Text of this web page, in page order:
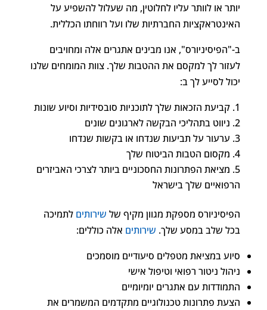
יותר או לוותר עליו לחלוטין, מה שעלול להשפיע על
האינטראקציות החברתיות שלו ועל רווחתו הכללית.
ב-"הפיסיניורס", אנו מבינים אתגרים אלה ומחויבים
לעזור לך למקסם את ההטבות שלך. צוות המומחים שלנו
יכול לסייע לך ב:
קביעת הזכאות שלך לתוכניות סובסידיות וסיוע שונות
ניווט בתהליכי הבקשה לארגונים שונים
ערעור על תביעות שנדחו או בקשות שנדחו
מקסום הטבות הביטוח שלך
מציאת הפתרונות החסכוניים ביותר לצרכי האביזרים
הרפואיים שלך בישראל
הפיסיניורס מספקת מגוון מקיף של שירותים לתמיכה
בכל שלב במסע שלך. שירותים אלה כוללים:
סיוע במציאת מטפלים סיעודיים מוסמכים
ניהול ניטור רפואי וטיפול אישי
התמודדות עם אתגרים יומיומיים
הצעת פתרונות טכנולוגיים מתקדמים המשמרים את